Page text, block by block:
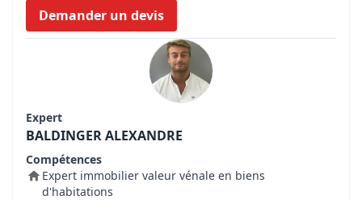
Demander un devis
Expert
BALDINGER ALEXANDRE
Compétences
Expert immobilier valeur vénale en biens
d'habitations